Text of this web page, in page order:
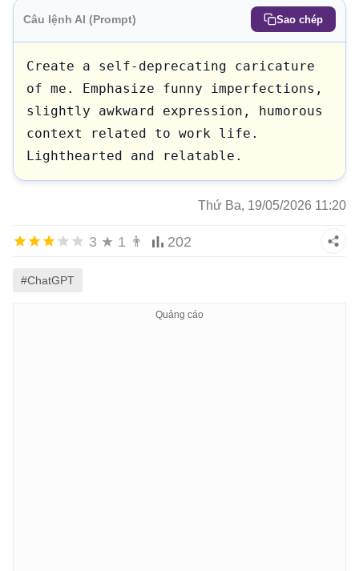
Câu lệnh AI (Prompt) Sao chép
Create a self-deprecating caricature
of me. Emphasize funny imperfections,
slightly awkward expression, humorous
context related to work life.
Lighthearted and relatable.
Thứ Ba, 19/05/2026 11:20
3 ★ 1 👨 202
#ChatGPT